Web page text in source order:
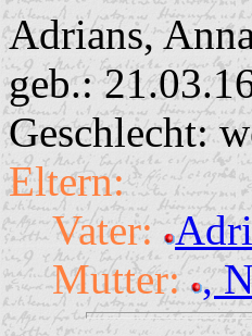
Adrians,
geb.:
Geschlecht:
Eltern:
Vater:
Mutter: ,